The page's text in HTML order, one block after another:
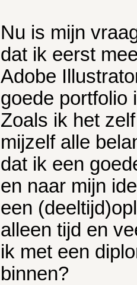
Nu is mijn
dat ik eerst
Adobe
goede portfolio
Zoals ik het
mijzelf alle
dat ik een
en naar mijn
een
alleen tijd en
ik met een
binnen?